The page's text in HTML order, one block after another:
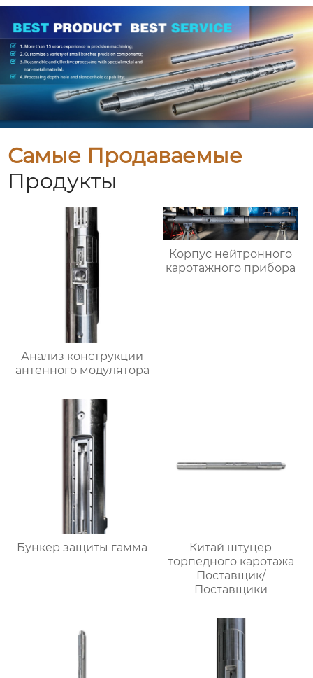
Самые Продаваемые
Продукты
Анализ конструкции
антенного модулятора
Корпус нейтронного
каротажного прибора
Бункер защиты гамма
Китай штуцер
торпедного каротажа
Поставщик/
Поставщики